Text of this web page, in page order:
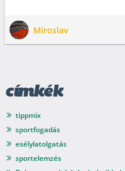
Miroslav
címkék
tippmix
sportfogadás
esélylatolgatás
sportelemzés